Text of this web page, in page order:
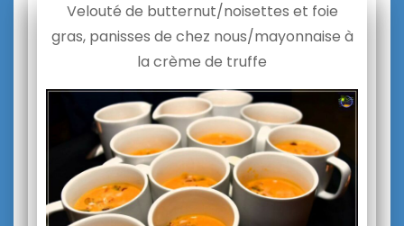
Velouté de butternut/noisettes et foie
gras, panisses de chez nous/mayonnaise à
la crème de truffe